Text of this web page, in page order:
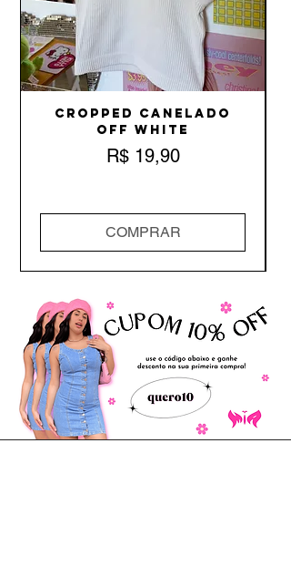
Cropped Canelado
Off White
Preço
R$ 19,90
COMPRAR